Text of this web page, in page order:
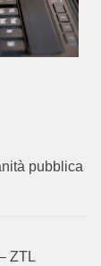
pubblica
ZTL